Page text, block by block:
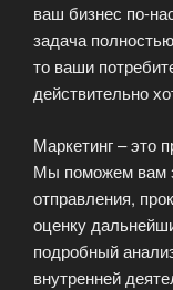
ваш бизнес по-
задача
то ваши
действительно
Маркетинг – это
Мы поможем вам
отправления,
оценку
подробный
внутренней